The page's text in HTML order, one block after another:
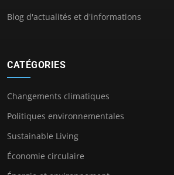
Blog d'actualités et d'informations
CATÉGORIES
Changements climatiques
Politiques environnementales
Sustainable Living
Économie circulaire